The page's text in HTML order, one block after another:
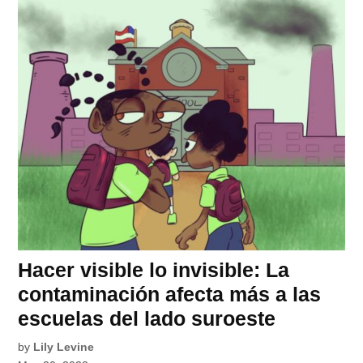
Hacer visible lo invisible: La
contaminación afecta más a las
escuelas del lado suroeste
by Lily Levine